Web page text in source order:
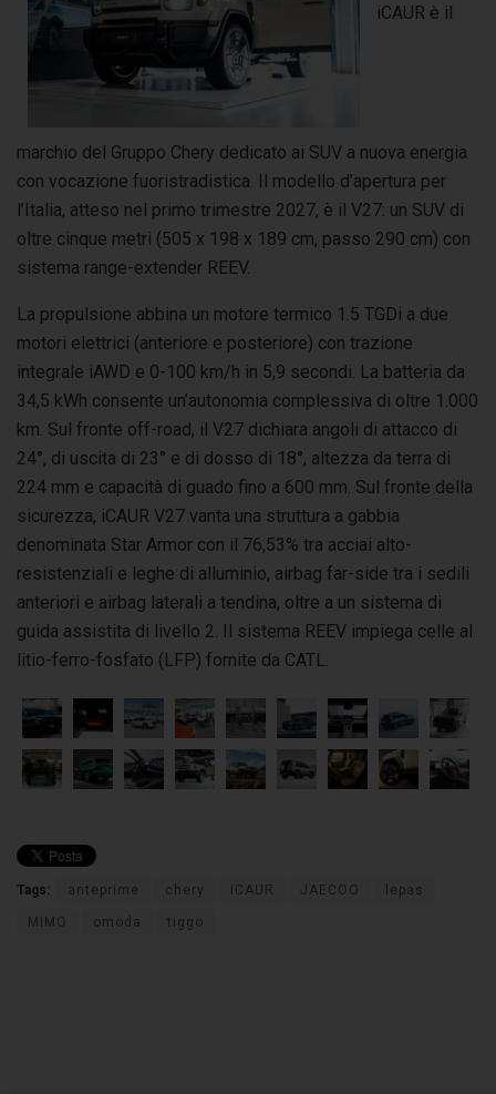
iCAUR è il
marchio del Gruppo Chery dedicato ai SUV a nuova energia
con vocazione fuoristradistica. Il modello d’apertura per
l’Italia, atteso nel primo trimestre 2027, è il V27: un SUV di
oltre cinque metri (505 x 198 x 189 cm, passo 290 cm) con
sistema range-extender REEV.
La propulsione abbina un motore termico 1.5 TGDi a due
motori elettrici (anteriore e posteriore) con trazione
integrale iAWD e 0-100 km/h in 5,9 secondi. La batteria da
34,5 kWh consente un’autonomia complessiva di oltre 1.000
km. Sul fronte off-road, il V27 dichiara angoli di attacco di
24°, di uscita di 23° e di dosso di 18°, altezza da terra di
224 mm e capacità di guado fino a 600 mm. Sul fronte della
sicurezza, iCAUR V27 vanta una struttura a gabbia
denominata Star Armor con il 76,53% tra acciai alto-
resistenziali e leghe di alluminio, airbag far-side tra i sedili
anteriori e airbag laterali a tendina, oltre a un sistema di
guida assistita di livello 2. Il sistema REEV impiega celle al
litio-ferro-fosfato (LFP) fornite da CATL.
Tags: anteprime chery iCAUR JAECOO lepas
MIMO omoda tiggo